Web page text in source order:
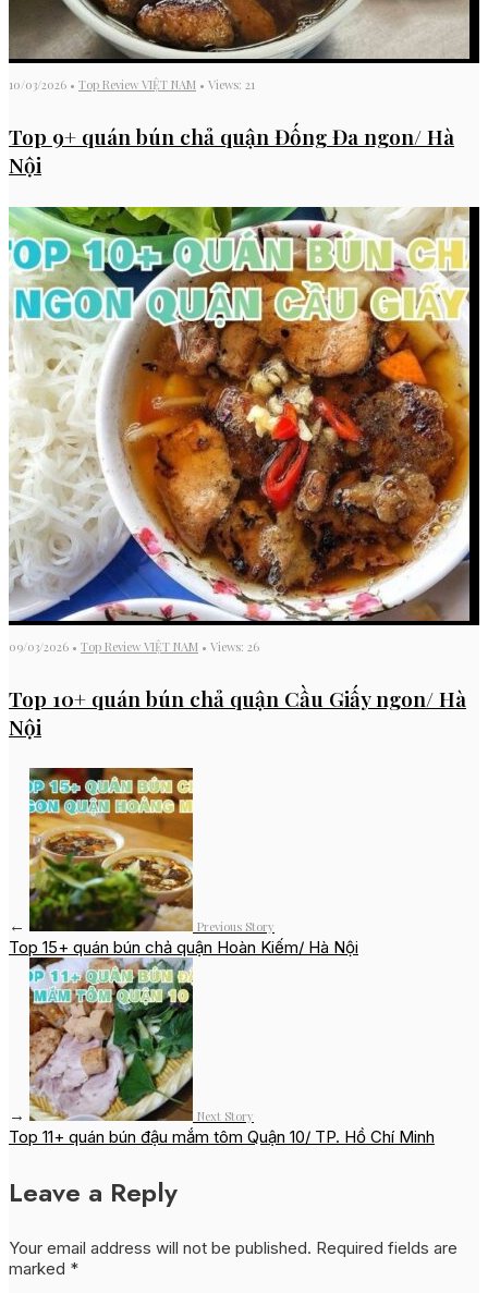
10/03/2026 • Top Review VIỆT NAM • Views: 21
Top 9+ quán bún chả quận Đống Đa ngon/ Hà
Nội
09/03/2026 • Top Review VIỆT NAM • Views: 26
Top 10+ quán bún chả quận Cầu Giấy ngon/ Hà
Nội
← Previous Story
Top 15+ quán bún chả quận Hoàn Kiếm/ Hà Nội
→ Next Story
Top 11+ quán bún đậu mắm tôm Quận 10/ TP. Hồ Chí Minh
Leave a Reply
Your email address will not be published. Required fields are
marked *